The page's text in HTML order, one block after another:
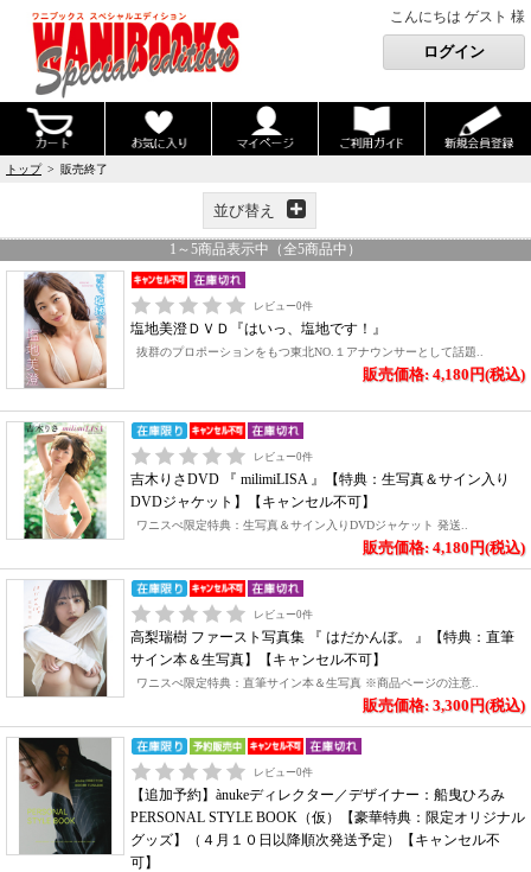
こんにちは ゲスト 様
トップ> 販売終了
並び替え
1 ～ 5商品表示中（全5商品中）
レビュー0件
塩地美澄ＤＶＤ『はいっ、塩地です！』
抜群のプロポーションをもつ東北NO.１アナウンサーとして話題..
販売価格: 4,180円(税込)
レビュー0件
吉木りさDVD 『 milimiLISA 』【特典：生写真＆サイン入り
DVDジャケット】【キャンセル不可】
ワニスぺ限定特典：生写真＆サイン入りDVDジャケット 発送..
販売価格: 4,180円(税込)
レビュー0件
高梨瑞樹 ファースト写真集 『 はだかんぼ。 』【特典：直筆
サイン本＆生写真】【キャンセル不可】
ワニスぺ限定特典：直筆サイン本＆生写真 ※商品ページの注意..
販売価格: 3,300円(税込)
レビュー0件
【追加予約】ànukeディレクター／デザイナー：船曳ひろみ
PERSONAL STYLE BOOK（仮）【豪華特典：限定オリジナル
グッズ】（４月１０日以降順次発送予定）【キャンセル不
可】